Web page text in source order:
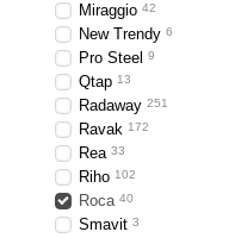
Miraggio 42
New Trendy 6
Pro Steel 9
Qtap 13
Radaway 251
Ravak 172
Rea 33
Riho 102
Roca 40
Smavit 3